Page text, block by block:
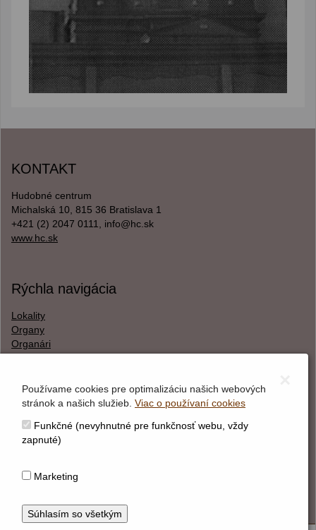
KONTAKT
Hudobné centrum
Michalská 10, 815 36 Bratislava 1
+421 (2) 2047 0111, info@hc.sk
www.hc.sk
Rýchla navigácia
Lokality
Organy
Organári
Textová verzia
O webstránke
Správca obsahu
Technický prevádzkovateľ
Vyhlásenie o cookies
Používame cookies pre optimalizáciu našich webových
stránok a našich služieb. Viac o používaní cookies
Funkčné (nevyhnutné pre funkčnosť webu, vždy
zapnuté)
Marketing